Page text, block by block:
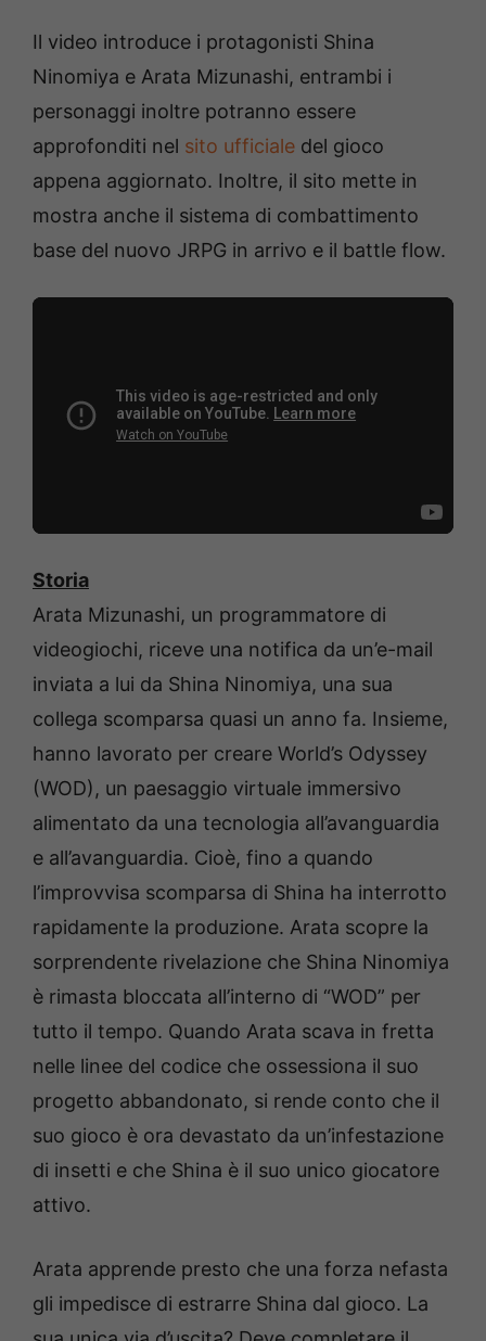
Il video introduce i protagonisti Shina
Ninomiya e Arata Mizunashi, entrambi i
personaggi inoltre potranno essere
approfonditi nel sito ufficiale del gioco
appena aggiornato. Inoltre, il sito mette in
mostra anche il sistema di combattimento
base del nuovo JRPG in arrivo e il battle flow.
Storia
Arata Mizunashi, un programmatore di
videogiochi, riceve una notifica da un’e-mail
inviata a lui da Shina Ninomiya, una sua
collega scomparsa quasi un anno fa. Insieme,
hanno lavorato per creare World’s Odyssey
(WOD), un paesaggio virtuale immersivo
alimentato da una tecnologia all’avanguardia
e all’avanguardia. Cioè, fino a quando
l’improvvisa scomparsa di Shina ha interrotto
rapidamente la produzione. Arata scopre la
sorprendente rivelazione che Shina Ninomiya
è rimasta bloccata all’interno di “WOD” per
tutto il tempo. Quando Arata scava in fretta
nelle linee del codice che ossessiona il suo
progetto abbandonato, si rende conto che il
suo gioco è ora devastato da un’infestazione
di insetti e che Shina è il suo unico giocatore
attivo.
Arata apprende presto che una forza nefasta
gli impedisce di estrarre Shina dal gioco. La